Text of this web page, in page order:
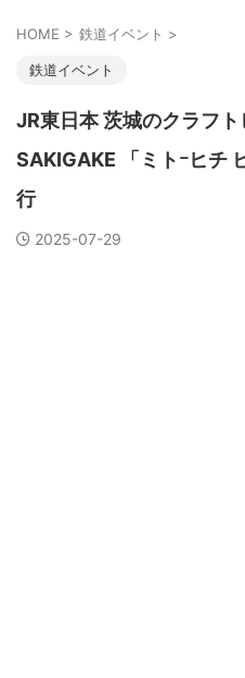
HOME > 鉄道イベント >
鉄道イベント
JR東日本 茨城のクラフ
SAKIGAKE 「ミトｰヒチ
行
2025-07-29